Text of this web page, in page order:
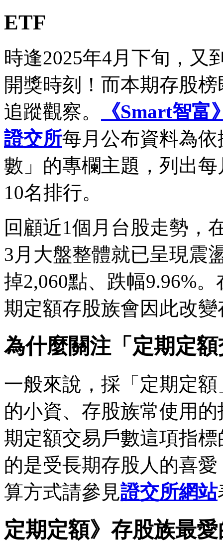
ETF
時逢2025年4月下旬，又
開獎時刻！而本期存股
追蹤觀察。
《Smart智富
證交所每月公布資料為
數」的專欄主題，列出
10名排行。
回顧近1個月台股走勢，
3月大盤整體就已呈現震
掉2,060點、跌幅9.96%
期定額存股族會因此改
為什麼關注「定期定
一般來說，採「定期定
的小資、存股族常使用
期定額交易戶數這項指
的是受長期存股人的喜
算方式請參見證交所網站
定期定額》存股族最